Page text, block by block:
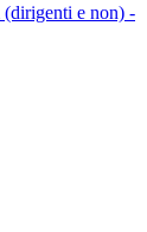
e non) -